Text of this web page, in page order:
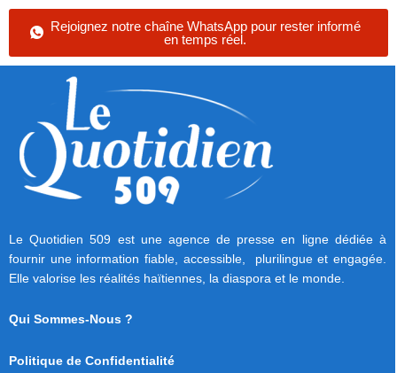
Rejoignez notre chaîne WhatsApp pour rester informé
en temps réel.
Le Quotidien 509 est une agence de presse en ligne dédiée à
fournir une information fiable, accessible, plurilingue et engagée.
Elle valorise les réalités haïtiennes, la diaspora et le monde.
Qui Sommes-Nous ?
Politique de Confidentialité